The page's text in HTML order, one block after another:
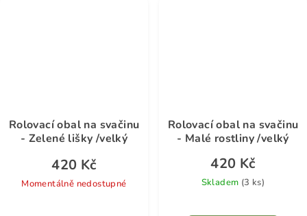
Rolovací obal na svačinu
- Zelené lišky /velký
420 Kč
Momentálně nedostupné
Rolovací obal na svačinu
- Malé rostliny /velký
420 Kč
Skladem (3 ks)